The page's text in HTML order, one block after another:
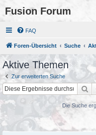
Fusion Forum
FAQ
Foren-Übersicht Suche
Aktive Themen
Zur erweiterten Suche
Die Suche